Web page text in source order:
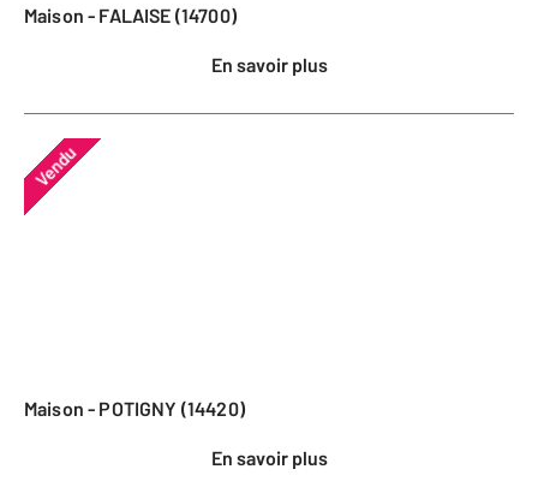
Maison - FALAISE (14700)
En savoir plus
Vendu
Maison - POTIGNY (14420)
En savoir plus